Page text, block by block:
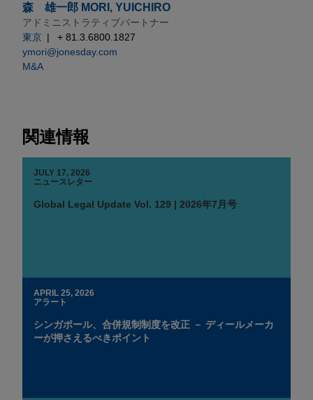
森 雄一郎 MORI, YUICHIRO
アドミニストラティブパートナー
東京
+ 81.3.6800.1827
ymori@jonesday.com
M&A
関連情報
JULY 17, 2026
ニュースレター
Global Legal Update Vol. 129 | 2026年7月号
APRIL 25, 2026
アラート
シンガポール、合併規制制度を改正 － ディールメーカ
ーが押さえるべきポイント